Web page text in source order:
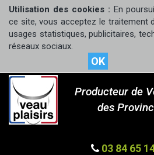
Utilisation des cookies : En
ce site, vous acceptez le traitement
usages statistiques, publicitaires,
réseaux sociaux.
OK
Producteur de
des
03 84 65